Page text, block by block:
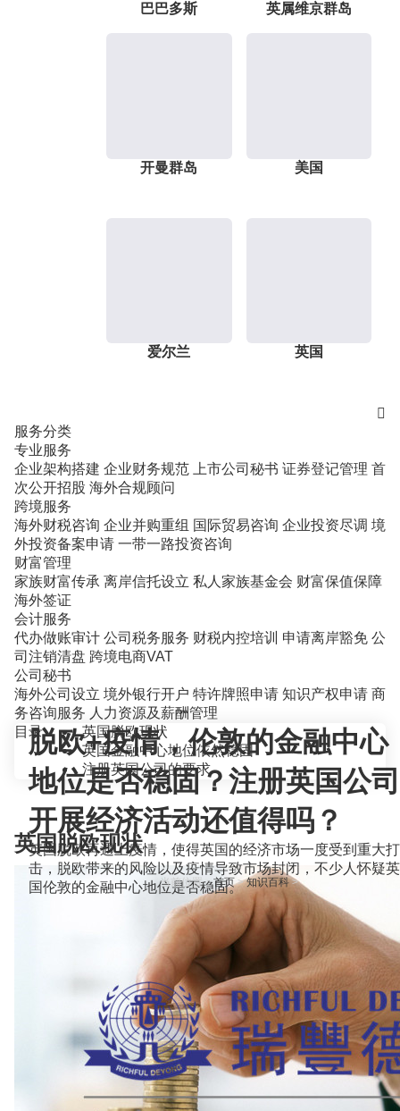
巴巴多斯 英属维京群岛
开曼群岛 美国
爱尔兰 英国

服务分类
专业服务
企业架构搭建 企业财务规范 上市公司秘书 证券登记管理 首
次公开招股 海外合规顾问
跨境服务
海外财税咨询 企业并购重组 国际贸易咨询 企业投资尽调 境
外投资备案申请 一带一路投资咨询
财富管理
家族财富传承 离岸信托设立 私人家族基金会 财富保值保障
海外签证
会计服务
代办做账审计 公司税务服务 财税内控培训 申请离岸豁免 公
司注销清盘 跨境电商VAT
公司秘书
海外公司设立 境外银行开户 特许牌照申请 知识产权申请 商
务咨询服务 人力资源及薪酬管理
当前位置：首页>知识百科>
脱欧+疫情，伦敦的金融中心
地位是否稳固？注册英国公司
开展经济活动还值得吗？
英国脱欧再遇上疫情，使得英国的经济市场一度受到重大打
击，脱欧带来的风险以及疫情导致市场封闭，不少人怀疑英
国伦敦的金融中心地位是否稳固。
目录
英国脱欧现状
英国金融中心地位依然稳固
注册英国公司的要求
英国脱欧现状